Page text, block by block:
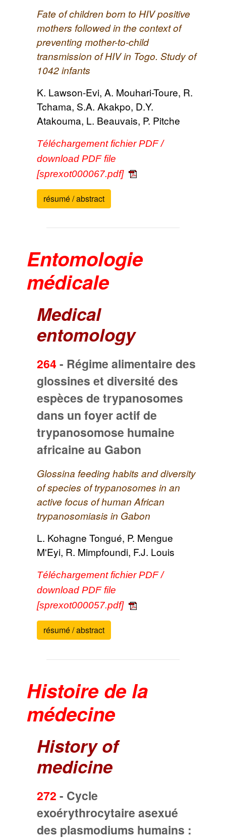
Fate of children born to HIV positive
mothers followed in the context of
preventing mother-to-child
transmission of HIV in Togo. Study of
1042 infants
K. Lawson-Evi, A. Mouhari-Toure, R.
Tchama, S.A. Akakpo, D.Y.
Atakouma, L. Beauvais, P. Pitche
Téléchargement fichier PDF /
download PDF file
[sprexot000067.pdf]
résumé / abstract
Entomologie
médicale
Medical
entomology
264 - Régime alimentaire des
glossines et diversité des
espèces de trypanosomes
dans un foyer actif de
trypanosomose humaine
africaine au Gabon
Glossina feeding habits and diversity
of species of trypanosomes in an
active focus of human African
trypanosomiasis in Gabon
L. Kohagne Tongué, P. Mengue
M'Eyi, R. Mimpfoundi, F.J. Louis
Téléchargement fichier PDF /
download PDF file
[sprexot000057.pdf]
résumé / abstract
Histoire de la
médecine
History of
medicine
272 - Cycle
exoérythrocytaire asexué
des plasmodiums humains :